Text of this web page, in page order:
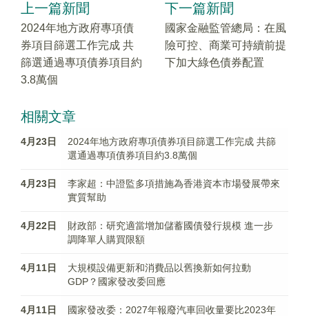
上一篇新聞
2024年地方政府專項債
券項目篩選工作完成 共
篩選通過專項債券項目約
3.8萬個
下一篇新聞
國家金融監管總局：在風
險可控、商業可持續前提
下加大綠色債券配置
相關文章
4月23日
2024年地方政府專項債券項目篩選工作完成 共篩
選通過專項債券項目約3.8萬個
4月23日
李家超：中證監多項措施為香港資本市場發展帶來
實質幫助
4月22日
財政部：研究適當增加儲蓄國債發行規模 進一步
調降單人購買限額
4月11日
大規模設備更新和消費品以舊換新如何拉動
GDP？國家發改委回應
4月11日
國家發改委：2027年報廢汽車回收量要比2023年